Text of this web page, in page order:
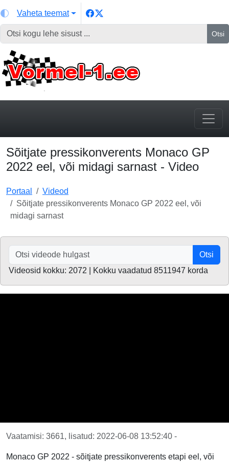
Vaheta teemat
Otsi
Sõitjate pressikonverents Monaco GP
2022 eel, või midagi sarnast - Video
Portaal
Videod
Sõitjate pressikonverents Monaco GP 2022 eel, või
midagi sarnast
Otsi
Videosid kokku: 2072 | Kokku vaadatud 8511947 korda
Vaatamisi: 3661, lisatud: 2022-06-08 13:52:40 -
Monaco GP 2022 - sõitjate pressikonverents etapi eel, või